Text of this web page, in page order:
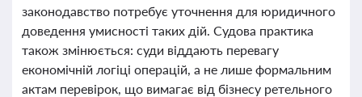
законодавство потребує уточнення для юридичного
доведення умисності таких дій. Судова практика
також змінюється: суди віддають перевагу
економічній логіці операцій, а не лише формальним
актам перевірок, що вимагає від бізнесу ретельного